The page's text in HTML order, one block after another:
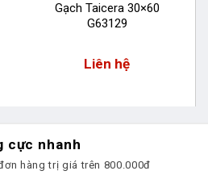
Gạch Taicera 30×60
G63129
Liên hệ
cực nhanh
hàng trị giá trên 800.000đ